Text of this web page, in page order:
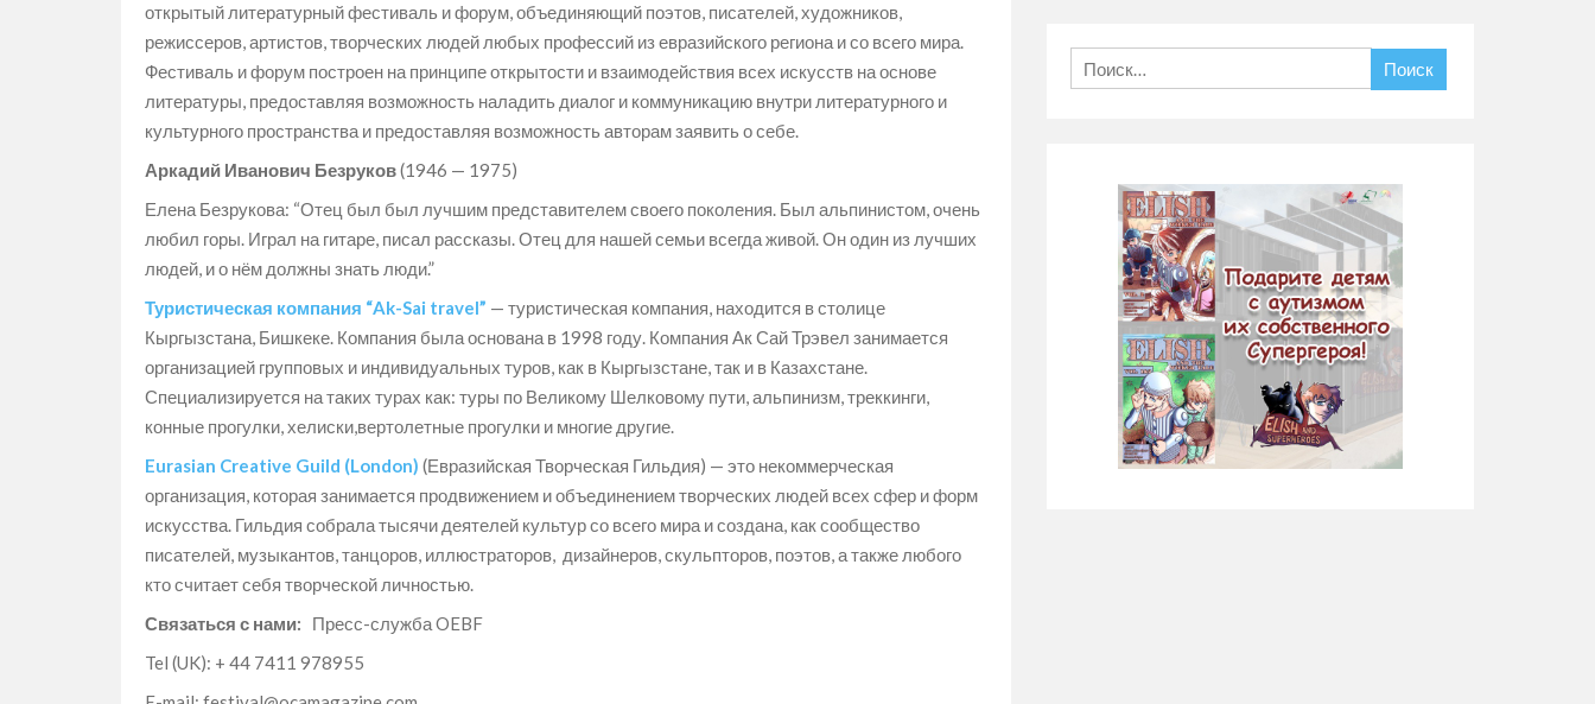
открытый литературный фестиваль и форум, объединяющий поэтов, писателей, художников,
режиссеров, артистов, творческих людей любых профессий из евразийского региона и со всего мира.
Фестиваль и форум построен на принципе открытости и взаимодействия всех искусств на основе
литературы, предоставляя возможность наладить диалог и коммуникацию внутри литературного и
культурного пространства и предоставляя возможность авторам заявить о себе.
Аркадий Иванович Безруков(1946 — 1975)
Елена Безрукова: “Отец был был лучшим представителем своего поколения. Был альпинистом, очень
любил горы. Играл на гитаре, писал рассказы. Отец для нашей семьи всегда живой. Он один из лучших
людей, и о нём должны знать люди.”
Туристическая компания “Ak-Sai travel” — туристическая компания, находится в столице
Кыргызстана, Бишкеке. Компания была основана в 1998 году. Компания Ак Сай Трэвел занимается
организацией групповых и индивидуальных туров, как в Кыргызстане, так и в Казахстане.
Специализируется на таких турах как: туры по Великому Шелковому пути, альпинизм, треккинги,
конные прогулки, хелиски,вертолетные прогулки и многие другие.
Eurasian Creative Guild (London) (Евразийская Творческая Гильдия) — это некоммерческая
организация, которая занимается продвижением и объединением творческих людей всех сфер и форм
искусства. Гильдия собрала тысячи деятелей культур со всего мира и создана, как сообщество
писателей, музыкантов, танцоров, иллюстраторов, дизайнеров, скульпторов, поэтов, а также любого
кто считает себя творческой личностью.
Связаться с нами: Пресс-служба OEBF
Tel (UK): + 44 7411 978955
Найти: